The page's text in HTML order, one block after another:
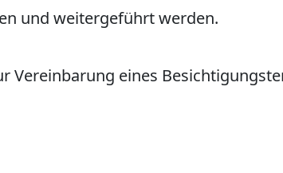
und weitergeführt werden.
Vereinbarung eines